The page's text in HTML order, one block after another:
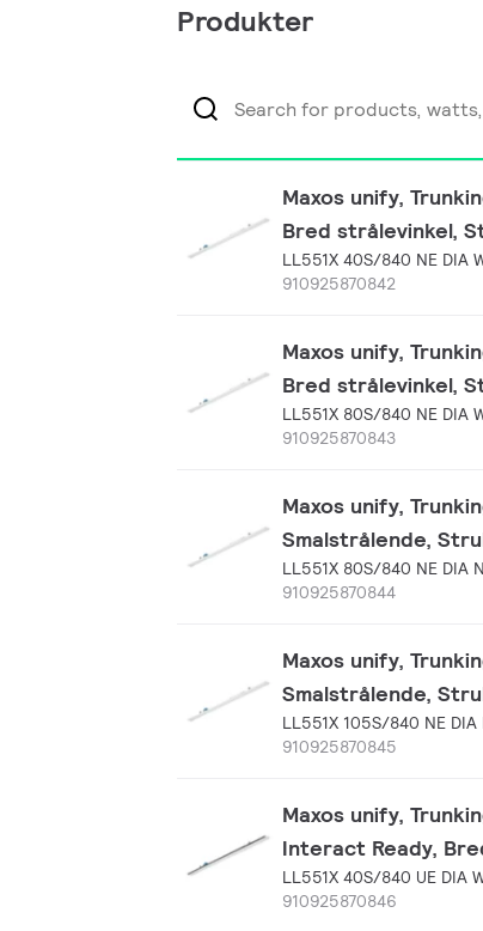
Produkter
Maxos unify,
Bred strålevinkel,
LL551X 40S/840 NE DIA
910925870842
Maxos unify,
Bred strålevinkel,
LL551X 80S/840 NE DIA
910925870843
Maxos unify,
Smalstrålende,
LL551X 80S/840 NE DIA
910925870844
Maxos unify,
Smalstrålende,
LL551X 105S/840 NE DIA
910925870845
Maxos unify,
Interact Ready,
LL551X 40S/840 UE DIA
910925870846